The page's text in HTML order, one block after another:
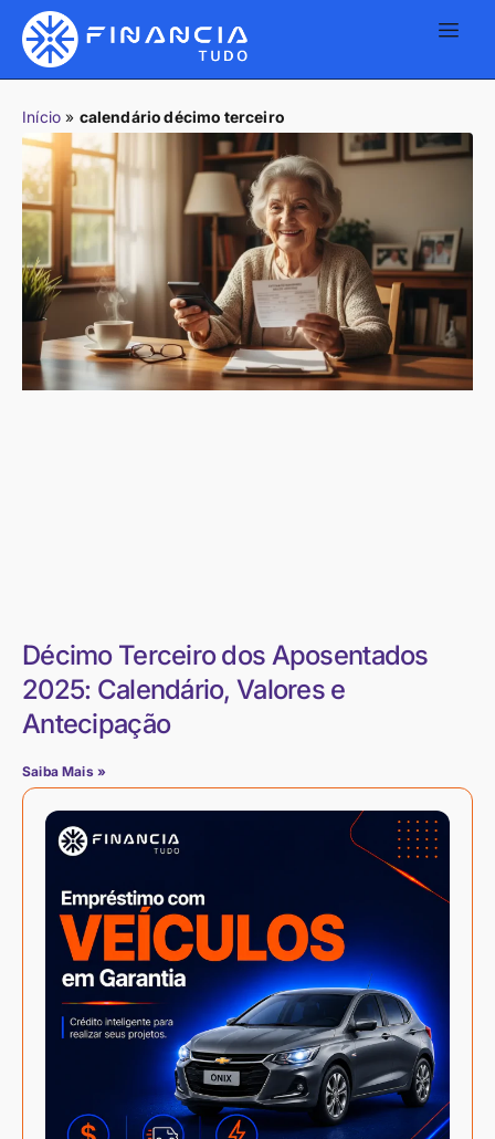
Início » calendário décimo terceiro
Décimo Terceiro dos Aposentados
2025: Calendário, Valores e
Antecipação
Saiba Mais »